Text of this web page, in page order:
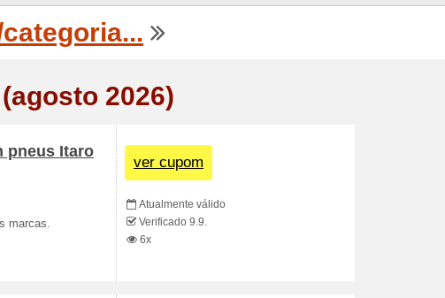
2026)
pneus Itaro
marcas.
ver cupom
Atualmente válido
Verificado 9.9.
6x